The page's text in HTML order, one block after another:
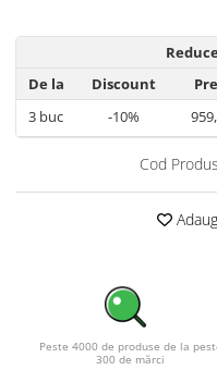
De la
Discount
3 buc -10%
Cod
Peste 4000 de produse de la
300 de mărci